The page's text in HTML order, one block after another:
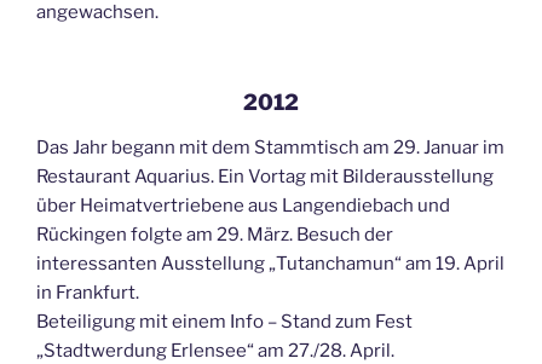
angewachsen.
2012
Das Jahr begann mit dem Stammtisch am 29. Januar im
Restaurant Aquarius. Ein Vortag mit Bilderausstellung
über Heimatvertriebene aus Langendiebach und
Rückingen folgte am 29. März. Besuch der
interessanten Ausstellung „Tutanchamun“ am 19. April
in Frankfurt.
Beteiligung mit einem Info – Stand zum Fest
„Stadtwerdung Erlensee“ am 27./28. April.